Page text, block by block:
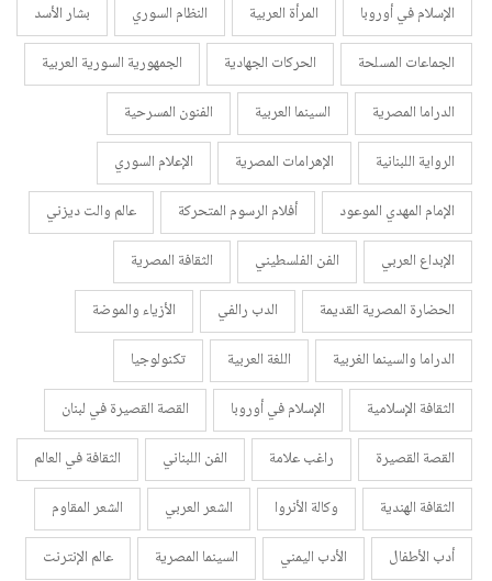
الإسلام في أوروبا
المرأة العربية النظام السوري
بشار الأسد
الجماعات المسلحة
الحركات الجهادية
الجمهورية السورية العربية
الدراما المصرية
السينما العربية
الفنون المسرحية
الرواية اللبنانية
الإهرامات المصرية
الإعلام السوري
الإمام المهدي الموعود
أفلام الرسوم المتحركة
عالم والت ديزني
الإبداع العربي
الفن الفلسطيني
الثقافة المصرية
الحضارة المصرية القديمة
الدب رالفي
الأزياء والموضة
الدراما والسينما الغربية
اللغة العربية
تكنولوجيا
الثقافة الإسلامية
الإسلام في أوروبا
القصة القصيرة في لبنان
القصة القصيرة
راغب علامة الفن اللبناني
الثقافة في العالم
الثقافة الهندية
وكالة الأنروا الشعر العربي
الشعر المقاوم
أدب الأطفال
الأدب اليمني السينما المصرية
عالم الإنترنت